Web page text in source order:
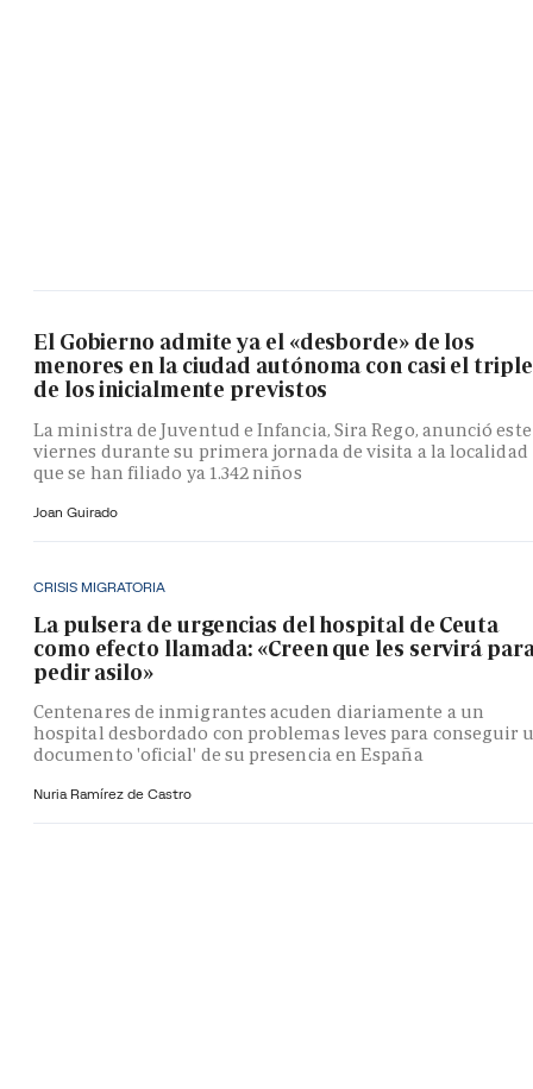
El Gobierno admite ya el «desborde» de los
menores en la ciudad autónoma con casi el triple
de los inicialmente previstos
La ministra de Juventud e Infancia, Sira Rego, anunció este
viernes durante su primera jornada de visita a la localidad
que se han filiado ya 1.342 niños
Joan Guirado
CRISIS MIGRATORIA
La pulsera de urgencias del hospital de Ceuta
como efecto llamada: «Creen que les servirá
pedir asilo»
Centenares de inmigrantes acuden diariamente a un
hospital desbordado con problemas leves para conseguir
documento 'oficial' de su presencia en España
Nuria Ramírez de Castro